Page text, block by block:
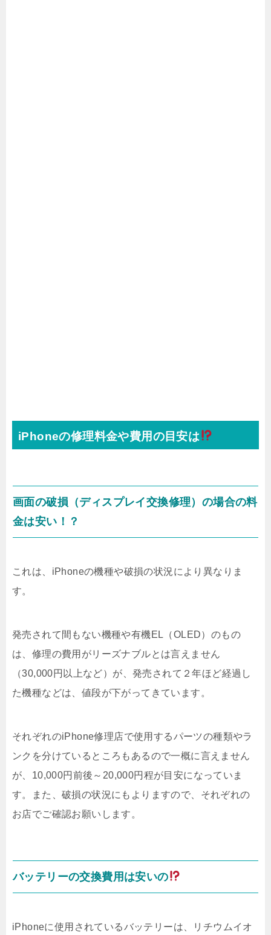
iPhoneの修理料金や費用の目安は
画面の破損（ディスプレイ交換修理）の場合の料
金は安い！？
これは、iPhoneの機種や破損の状況により異なりま
す。
発売されて間もない機種や有機EL（OLED）のもの
は、修理の費用がリーズナブルとは言えません
（30,000円以上など）が、発売されて２年ほど経過し
た機種などは、値段が下がってきています。
それぞれのiPhone修理店で使用するパーツの種類やラ
ンクを分けているところもあるので一概に言えません
が、10,000円前後～20,000円程が目安になっていま
す。また、破損の状況にもよりますので、それぞれの
お店でご確認お願いします。
バッテリーの交換費用は安いの
iPhoneに使用されているバッテリーは、リチウムイオ